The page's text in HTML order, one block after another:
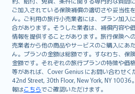
ご加入されている保険補償の適切さや妥当性
ん。ご利用の旅行小売業者には、プラン加入
合があります。そうした業者は、補償内容や
情報を提供することがあります。旅行保険へ
売業者から他の商品やサービスのご購入にあ
ん。プランの金額は総額です。すなわち、保
金額です。それぞれの旅行プランの特徴や価
等があれば、Cover Genius にお問い合わせく
42nd Street, 30th Floor, New York, NY 10036
報はこちらでご確認いただけます。